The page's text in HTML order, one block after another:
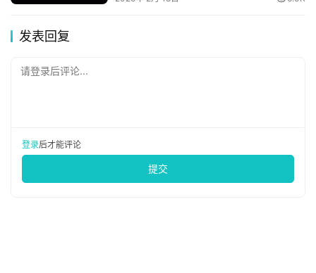
发表回复
请登录后评论...
登录后才能评论
提交